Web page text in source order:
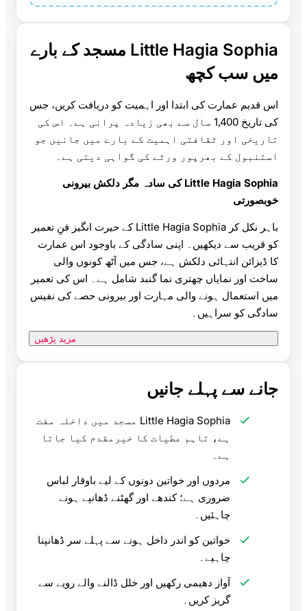
Little Hagia Sophia مسجد کے بارے
میں سب کچھ
اس قدیم عمارت کی ابتدا اور اہمیت کو دریافت کریں، جس
کی تاریخ 1,400 سال سے بھی زیادہ پرانی ہے۔ اس کی
تاریخی اور ثقافتی اہمیت کے بارے میں جانیں جو
استنبول کے بھرپور ورثے کی گواہی دیتی ہے۔
Little Hagia Sophia کی سادہ مگر دلکش بیرونی
خوبصورتی
باہر نکل کر Little Hagia Sophia کے حیرت انگیز فنِ تعمیر
کو قریب سے دیکھیں۔ اپنی سادگی کے باوجود اس عمارت
کا ڈیزائن انتہائی دلکش ہے، جس میں آٹھ کونوں والی
ساخت اور نمایاں چھتری نما گنبد شامل ہے۔ اس کی تعمیر
میں استعمال ہونے والی مہارت اور بیرونی حصے کی نفیس
سادگی کو سراہیں۔
مزید پڑھیں
جانے سے پہلے جانیں
Little Hagia Sophia مسجد میں داخلہ مفت
ہے، تاہم عطیات کا خیرمقدم کیا جاتا
ہے۔
مردوں اور خواتین دونوں کے لیے باوقار لباس
ضروری ہے؛ کندھے اور گھٹنے ڈھانپے ہونے
چاہئیں۔
خواتین کو اندر داخل ہونے سے پہلے سر ڈھانپنا
چاہیے۔
آواز دھیمی رکھیں اور خلل ڈالنے والے رویے سے
گریز کریں۔